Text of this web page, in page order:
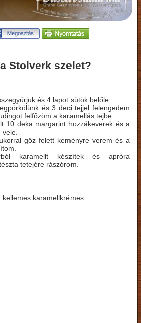
Stolverk szelet?
és 4 lapot sütök belőle.
és 3 deci tejjel felengedem
felfőzöm a karamellás tejbe.
10 deka margarint hozzákeverek és a
gőz felett keményre verem és a
karamellt készítek és apróra
tetejére rászórom.
karamellkrémes.